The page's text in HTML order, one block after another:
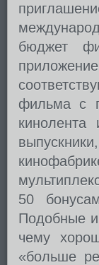
бюджет
фильма с
кинолента
50
Подобные
чему
«больше